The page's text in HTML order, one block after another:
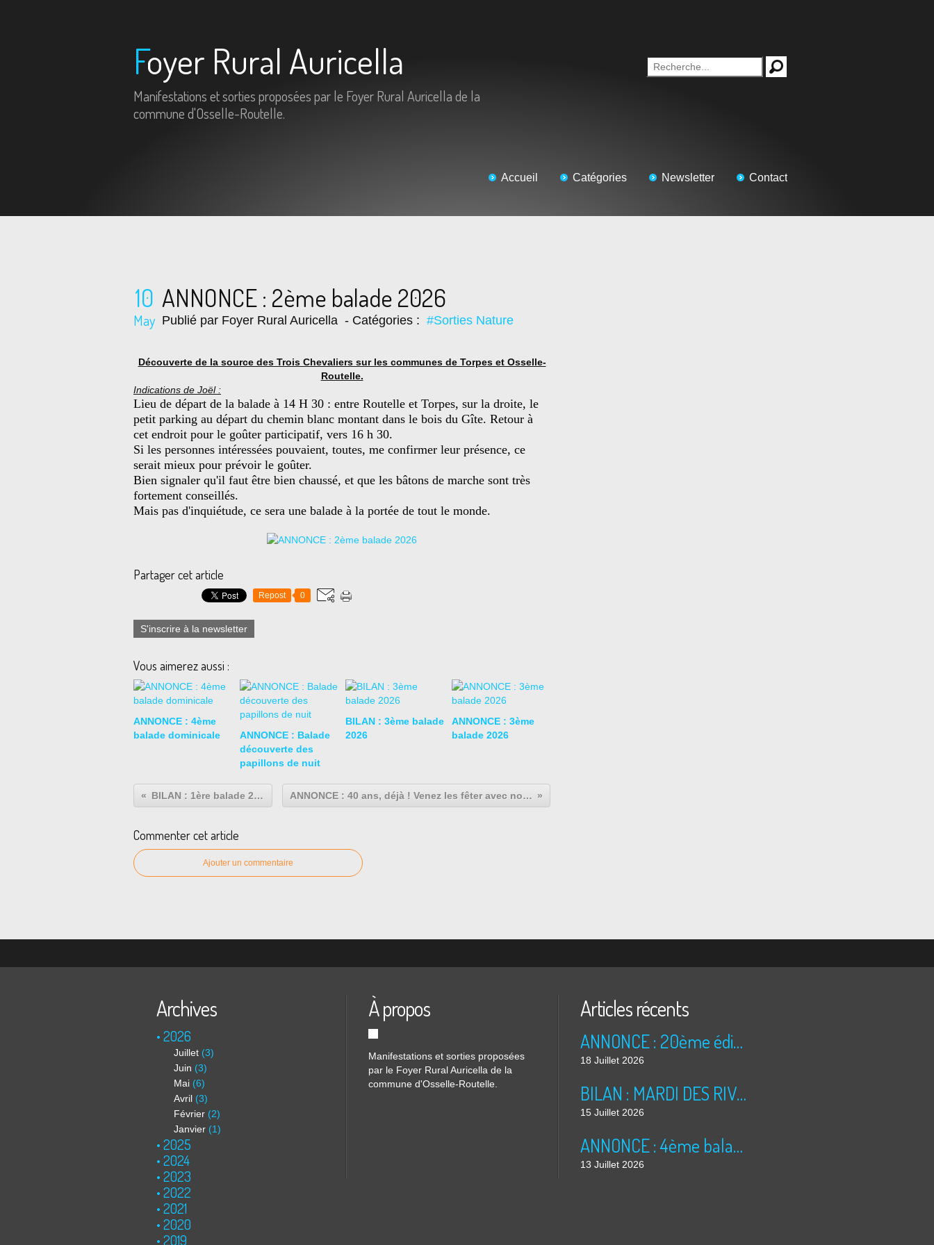
Foyer Rural Auricella
Manifestations et sorties proposées par le Foyer Rural Auricella de la
commune d'Osselle-Routelle.
Accueil Catégories Newsletter Contact
10
May
ANNONCE : 2ème balade 2026
Publié par Foyer Rural Auricella - Catégories : #Sorties Nature
Découverte de la source des Trois Chevaliers sur les communes de Torpes et Osselle-
Routelle.
Indications de Joël :
Lieu de départ de la balade à 14 H 30 : entre Routelle et Torpes, sur la droite, le
petit parking au départ du chemin blanc montant dans le bois du Gîte. Retour à
cet endroit pour le goûter participatif, vers 16 h 30.
Si les personnes intéressées pouvaient, toutes, me confirmer leur présence, ce
serait mieux pour prévoir le goûter.
Bien signaler qu'il faut être bien chaussé, et que les bâtons de marche sont très
fortement conseillés.
Mais pas d'inquiétude, ce sera une balade à la portée de tout le monde.
Partager cet article
Repost 0
S'inscrire à la newsletter
Vous aimerez aussi :
ANNONCE : 4ème
balade dominicale
ANNONCE : Balade
découverte des
papillons de nuit
BILAN : 3ème balade
2026
ANNONCE : 3ème
balade 2026
BILAN : 1ère balade 2026 ANNONCE : 40 ans, déjà ! Venez les fêter avec nous !!
Commenter cet article
Ajouter un commentaire
Archives
2026
Juillet (3)
Juin (3)
Mai (6)
Avril (3)
Février (2)
Janvier (1)
2025
2024
2023
2022
2021
2020
2019
À propos
Manifestations et sorties proposées
par le Foyer Rural Auricella de la
commune d'Osselle-Routelle.
Articles récents
ANNONCE : 20ème édition des TRÉSORS DU GRENIER (2026)
18 Juillet 2026
BILAN : MARDI DES RIVES 2026
15 Juillet 2026
ANNONCE : 4ème balade dominicale
13 Juillet 2026